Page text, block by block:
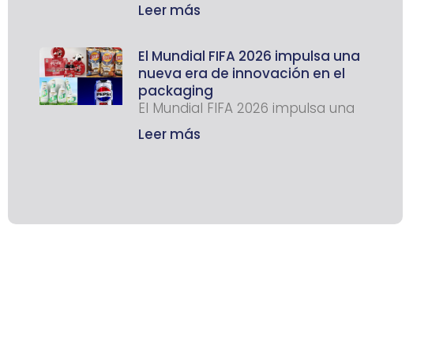
Leer más
El Mundial FIFA 2026 impulsa una
nueva era de innovación en el
packaging
El Mundial FIFA 2026 impulsa una
Leer más